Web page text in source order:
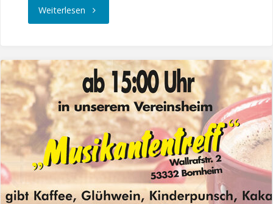
Weiterlesen"Nikolaus